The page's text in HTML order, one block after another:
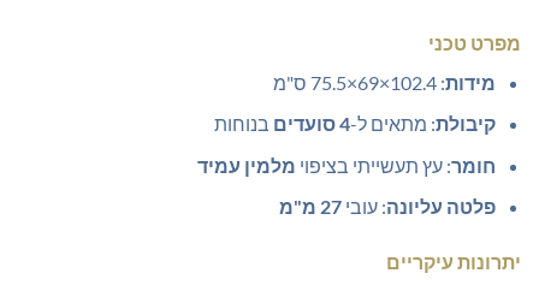
מפרט טכני
מידות: 102.4×69×75.5 ס"מ
קיבולת: מתאים ל-4 סועדים
בנוחות
חומר: עץ תעשייתי בציפוי מלמין עמיד
פלטה עליונה: עובי 27 מ"מ
יתרונות עיקריים